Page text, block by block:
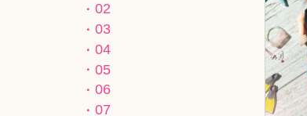
02
03
04
05
06
07